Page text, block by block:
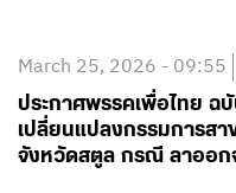
March 25, 2026 - 09:55
ประกาศพรรคเพื่อไทย ฉ
เปลี่ยนแปลงกรรมการส
จังหวัดสตูล กรณี ลาออก